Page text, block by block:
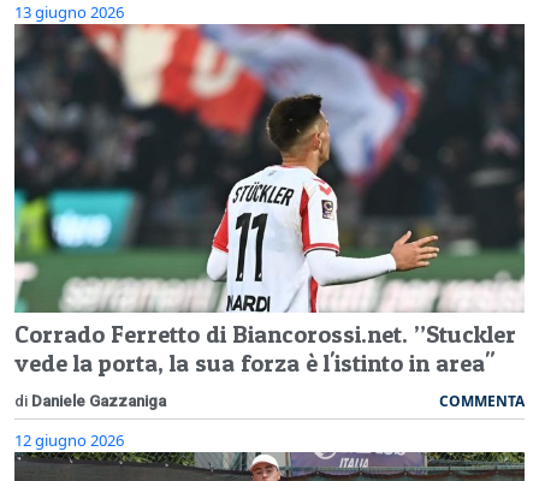
13 giugno 2026
Corrado Ferretto di Biancorossi.net. ”Stuckler
vede la porta, la sua forza è l'istinto in area"
di Daniele Gazzaniga COMMENTA
12 giugno 2026